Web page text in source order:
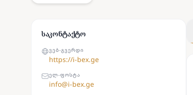
საკონტაქტო
ᲕᲔᲑ-ᲒᲕᲔᲠᲓᲘ
https://i-bex.ge
ᲔᲚ-ᲤᲝᲡᲢᲐ
info@i-bex.ge